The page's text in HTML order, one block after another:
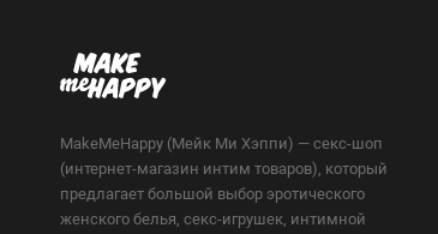
MakeMeHappy (Мейк Ми Хэппи) — секс-шоп
(интернет-магазин интим товаров), который
предлагает большой выбор эротического
женского белья, секс-игрушек, интимной